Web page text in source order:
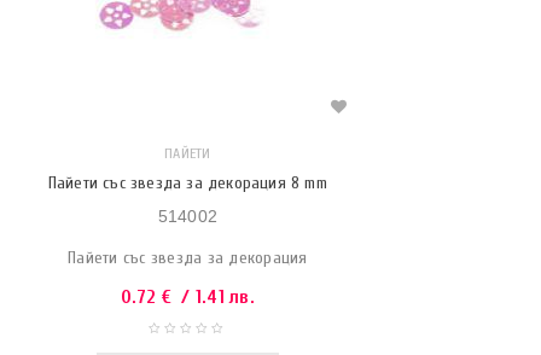
ПАЙЕТИ
Пайети със звезда за декорация 8 mm
514002
Пайети със звезда за декорация
0.72 € / 1.41 лв.